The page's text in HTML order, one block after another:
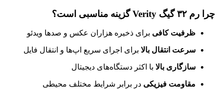
چرا رم ۳۲ گیگ Verity گزینه مناسبی است؟
ظرفیت کافی برای ذخیره هزاران عکس و صدها ویدئو
سرعت انتقال بالا برای اجرای سریع اپ‌ها و انتقال فایل
سازگاری بالا با اکثر دستگاه‌های دیجیتال
مقاومت فیزیکی در برابر شرایط مختلف محیطی